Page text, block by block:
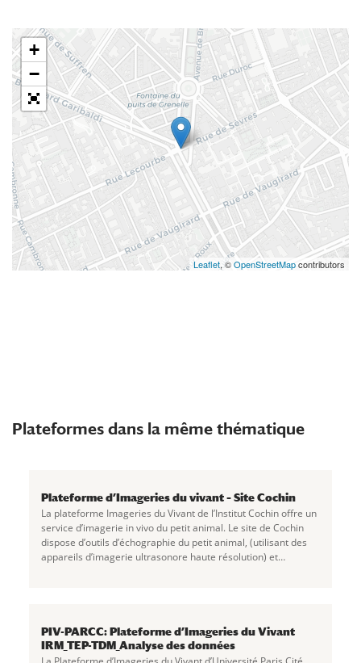
+
−
Leaflet, ©OpenStreetMapcontributors
Plateformes dans la même thématique
Plateforme d’Imageries du vivant – Site Cochin
La plateforme Imageries du Vivant de l’Institut Cochin offre un
service d’imagerie in vivo du petit animal. Le site de Cochin
dispose d’outils d’échographie du petit animal, (utilisant des
appareils d’imagerie ultrasonore haute résolution) et
PIV-PARCC: Plateforme d’Imageries du Vivant
IRM_TEP-TDM_Analyse des données